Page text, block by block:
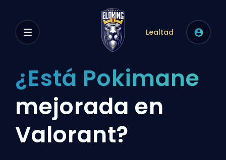
Lealtad
¿Está Pokimane
mejorada en
Valorant?